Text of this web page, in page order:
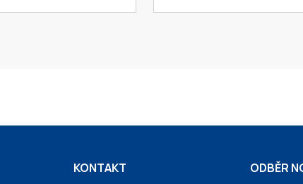
KONTAKT ODBĚR